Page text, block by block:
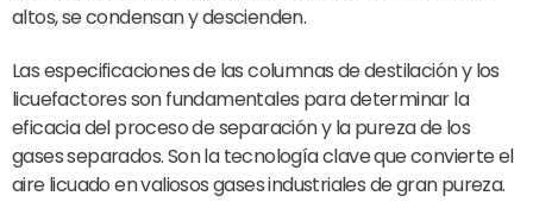
altos, se condensan y descienden.
Las especificaciones de las columnas de destilación y los
licuefactores son fundamentales para determinar la
eficacia del proceso de separación y la pureza de los
gases separados. Son la tecnología clave que convierte el
aire licuado en valiosos gases industriales de gran pureza.